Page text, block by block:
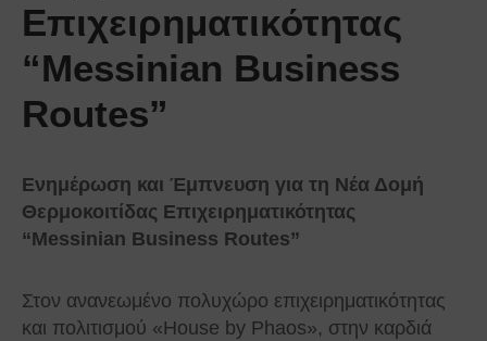
Επιχειρηματικότητας
“Messinian Business
Routes”
Ενημέρωση και Έμπνευση για τη Νέα Δομή
Θερμοκοιτίδας Επιχειρηματικότητας
“Messinian Business Routes”
Στον ανανεωμένο πολυχώρο επιχειρηματικότητας
και πολιτισμού «Ηouse by Phaos», στην καρδιά